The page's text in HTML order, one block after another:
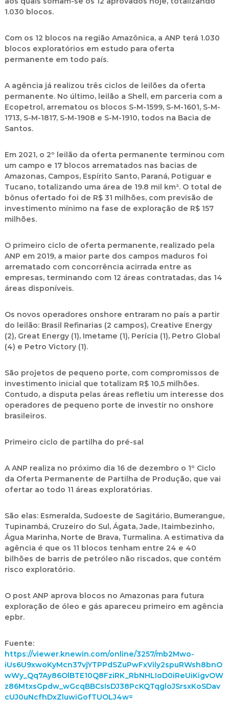
1.030 blocos.
Com os 12 blocos na região Amazônica, a ANP terá 1.030
blocos exploratórios em estudo para oferta
permanente em todo país.
A agência já realizou três ciclos de leilões da oferta
permanente. No último, leilão a Shell, em parceria com a
Ecopetrol, arrematou os blocos S-M-1599, S-M-1601, S-M-
1713, S-M-1817, S-M-1908 e S-M-1910, todos na Bacia de
Santos.
Em 2021, o 2º leilão da oferta permanente terminou com
um campo e 17 blocos arrematados nas bacias de
Amazonas, Campos, Espírito Santo, Paraná, Potiguar e
Tucano, totalizando uma área de 19.8 mil km². O total de
bônus ofertado foi de R$ 31 milhões, com previsão de
investimento mínimo na fase de exploração de R$ 157
milhões.
O primeiro ciclo de oferta permanente, realizado pela
ANP em 2019, a maior parte dos campos maduros foi
arrematado com concorrência acirrada entre as
empresas, terminando com 12 áreas contratadas, das 14
áreas disponíveis.
Os novos operadores onshore entraram no país a partir
do leilão: Brasil Refinarias (2 campos), Creative Energy
(2), Great Energy (1), Imetame (1), Perícia (1), Petro Global
(4) e Petro Victory (1).
São projetos de pequeno porte, com compromissos de
investimento inicial que totalizam R$ 10,5 milhões.
Contudo, a disputa pelas áreas refletiu um interesse dos
operadores de pequeno porte de investir no onshore
brasileiros.
Primeiro ciclo de partilha do pré-sal
A ANP realiza no próximo dia 16 de dezembro o 1º Ciclo
da Oferta Permanente de Partilha de Produção, que vai
ofertar ao todo 11 áreas exploratórias.
São elas: Esmeralda, Sudoeste de Sagitário, Bumerangue,
Tupinambá, Cruzeiro do Sul, Ágata, Jade, Itaimbezinho,
Água Marinha, Norte de Brava, Turmalina. A estimativa da
agência é que os 11 blocos tenham entre 24 e 40
bilhões de barris de petróleo não riscados, que contém
risco exploratório.
O post ANP aprova blocos no Amazonas para futura
exploração de óleo e gás apareceu primeiro em agência
epbr.
Fuente:
https://viewer.knewin.com/online/3257/mb2Mwo-
iUs6U9xwoKyMcn37vjYTPPdSZuPwFxVily2spuRWsh8bnO
wWy_Qq7Ay86OlBTE10Q8FziRK_RbNHLIoD0iReUiKigvOW
z86MtxsGpdw_wGcqBBCsIsDJ38PcKQTqgloJSrsxKoSDav
cUJ0uNcfhDxZluwiGofTUOLJ4w=